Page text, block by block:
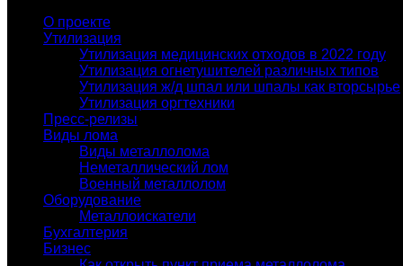
О проекте
Утилизация
Утилизация медицинских отходов в 2022 году
Утилизация огнетушителей различных типов
Утилизация ж/д шпал или шпалы как вторсырье
Утилизация оргтехники
Пресс-релизы
Виды лома
Виды металлолома
Неметаллический лом
Военный металлолом
Оборудование
Металлоискатели
Бухгалтерия
Бизнес